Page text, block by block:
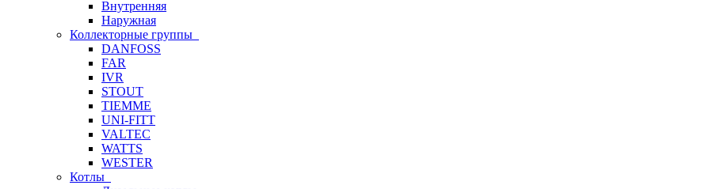
Внутренняя
Наружная
Коллекторные группы
DANFOSS
FAR
IVR
STOUT
TIEMME
UNI-FITT
VALTEC
WATTS
WESTER
Котлы